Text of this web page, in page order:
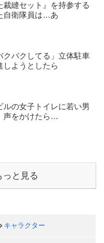
裁縫セット』を持参する
自衛隊員は…あ
クバクしてる」立体駐車
しようとしたら
ルの女子トイレに若い男
声をかけたら…
っと見る
キャラクター